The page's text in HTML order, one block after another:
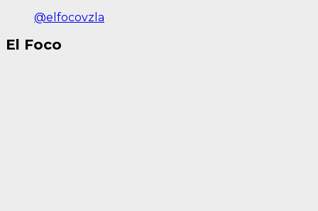
@elfocovzla
El Foco